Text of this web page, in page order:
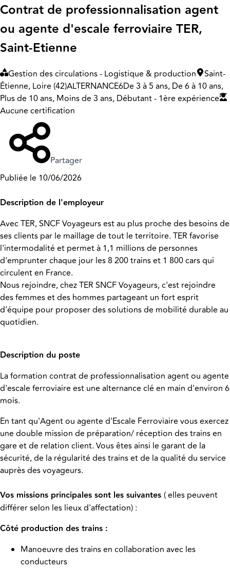
Contrat de professionnalisation agent
ou agente d'escale ferroviaire TER,
Saint-Etienne
Gestion des circulations - Logistique & production
Saint-
Étienne, Loire (42)ALTERNANCE6De 3 à 5 ans, De 6 à 10 ans,
Plus de 10 ans, Moins de 3 ans, Débutant - 1ère expérience
Aucune certification
Partager
Publiée le 10/06/2026
Description de l'employeur
Avec TER, SNCF Voyageurs est au plus proche des besoins de
ses clients par le maillage de tout le territoire. TER favorise
l'intermodalité et permet à 1,1 millions de personnes
d'emprunter chaque jour les 8 200 trains et 1 800 cars qui
circulent en France.
Nous rejoindre, chez TER SNCF Voyageurs, c'est rejoindre
des femmes et des hommes partageant un fort esprit
d'équipe pour proposer des solutions de mobilité durable au
quotidien.
Description du poste
La formation contrat de professionnalisation agent ou agente
d'escale ferroviaire est une alternance clé en main d'environ 6
mois.
En tant qu'Agent ou agente d'Escale Ferroviaire vous exercez
une double mission de préparation/ réception des trains en
gare et de relation client. Vous êtes ainsi le garant de la
sécurité, de la régularité des trains et de la qualité du service
auprès des voyageurs.
Vos missions principales sont les suivantes ( elles peuvent
différer selon les lieux d'affectation) :
Côté production des trains :
Manoeuvre des trains en collaboration avec les
conducteurs